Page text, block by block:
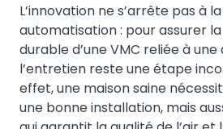
L’innovation ne s’arrête pas à
automatisation : pour assurer
durable d’une VMC reliée à
l’entretien reste une étape
effet, une maison saine
une bonne installation, mais